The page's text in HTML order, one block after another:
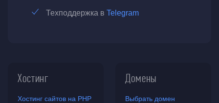
Техподдержка в Telegram
Хостинг
Хостинг сайтов на PHP
Домены
Выбрать домен